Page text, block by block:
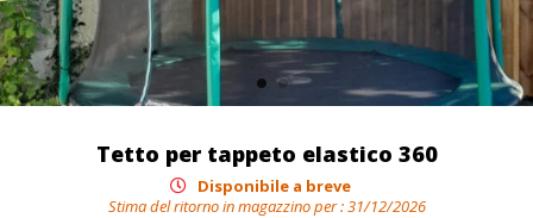
Tetto per tappeto elastico 360
Disponibile a breve
Stima del ritorno in magazzino per :31/12/2026